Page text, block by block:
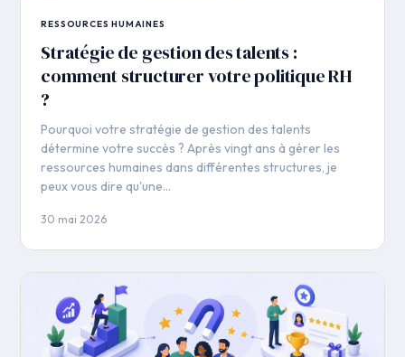
RESSOURCES HUMAINES
Stratégie de gestion des talents :
comment structurer votre politique RH
?
Pourquoi votre stratégie de gestion des talents
détermine votre succès ? Après vingt ans à gérer les
ressources humaines dans différentes structures, je
peux vous dire qu'une…
30 mai 2026